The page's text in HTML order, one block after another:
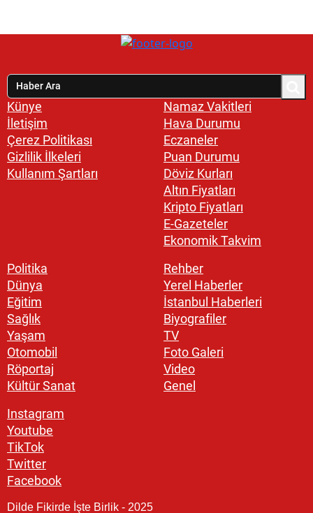
Künye
İletişim
Çerez Politikası
Gizlilik İlkeleri
Kullanım Şartları
Namaz Vakitleri
Hava Durumu
Eczaneler
Puan Durumu
Döviz Kurları
Altın Fiyatları
Kripto Fiyatları
E-Gazeteler
Ekonomik Takvim
Politika
Dünya
Eğitim
Sağlık
Yaşam
Otomobil
Röportaj
Kültür Sanat
Rehber
Yerel Haberler
İstanbul Haberleri
Biyografiler
TV
Foto Galeri
Video
Genel
Instagram
Youtube
TikTok
Twitter
Facebook
Dilde Fikirde İşte Birlik - 2025